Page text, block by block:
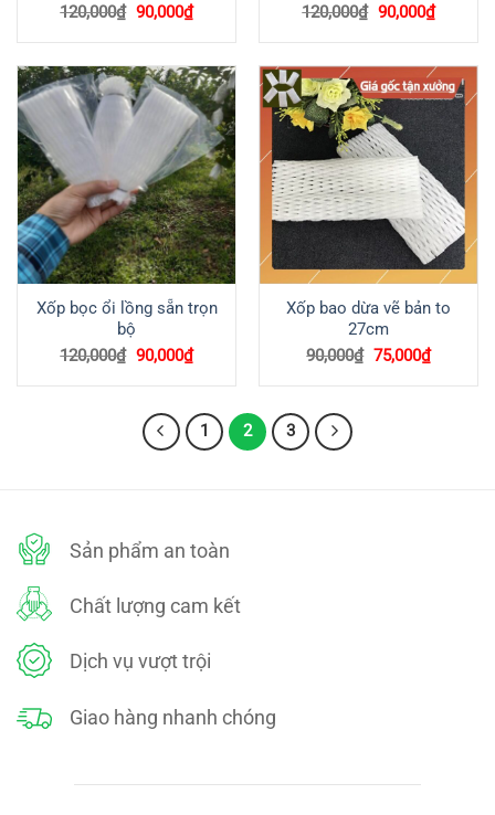
120,000₫ Giá
là:
120,000₫.
90,000₫Giá
hiện
tại
là:
90,000₫.
120,000₫ Giá
là:
120,000₫.
90,000₫Giá
hiện
tại
là:
90,000₫.
Xốp bọc ổi lồng sẵn trọn
bộ
120,000₫ Giá
là:
90,000₫Giá
hiện
tại
90,000₫.
Xốp bao dừa vẽ bản to
27cm
90,000₫ Giá
là:
75,000₫Giá
hiện
tại
1 2 3
Sản phẩm an toàn
Chất lượng cam kết
Dịch vụ vượt trội
Giao hàng nhanh chóng